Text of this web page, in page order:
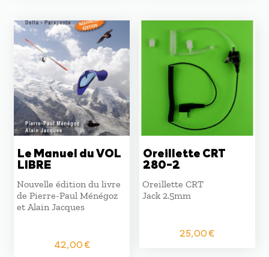
Le Manuel du VOL
LIBRE
Nouvelle édition du livre
de Pierre-Paul Ménégoz
et Alain Jacques
42,00€
Oreillette CRT
280-2
Oreillette CRT
Jack 2.5mm
25,00€